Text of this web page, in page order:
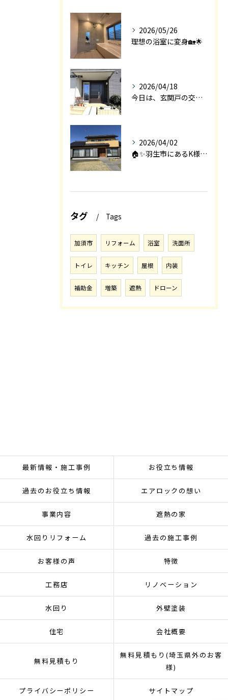
2026/05/26
理想の浴室に変身🏡🌟
2026/04/18
今日は、玄関戸の交換工事をご紹介します🚪✨。
2026/04/02
🏠✨羽生市にあるK様邸は、2008年に㈱エアロックで新築され...
タグ Tags
加須市 リフォーム 浴室 洗面所
トイレ キッチン 屋根 内装
補助金 増築 遮熱 ドローン
最新情報・施工事例 お役立ち情報
過去のお役立ち情報 エアロックの想い
事業内容 遮熱の家
水回りリフォーム 過去の施工事例
お客様の声 特徴
工務店 リノベーション
水回り 外壁塗装
住宅 会社概要
無料見積もり
無料見積もり(埼玉県外のお客
様)
プライバシーポリシー サイトマップ